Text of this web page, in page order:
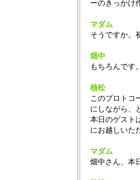
ーのきっかけ
マダム
そうですか。
畑中
もちろんです
植松
このプロトコ
にしながら、
本日のゲスト
にお越しいた
マダム
畑中さん、本